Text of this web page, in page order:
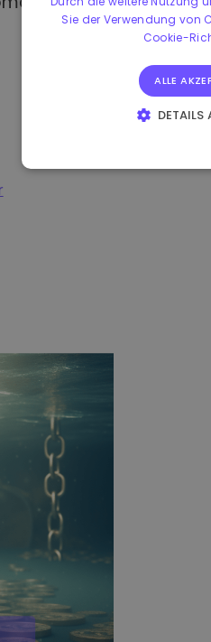
Sie der Verwendung von
Cookie-
ALLE
DETAILS